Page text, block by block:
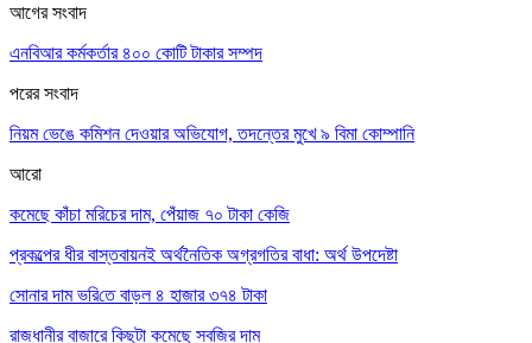
আগের সংবাদ
এনবিআর কর্মকর্তার ৪০০ কোটি টাকার সম্পদ
পরের সংবাদ
নিয়ম ভেঙে কমিশন দেওয়ার অভিযোগ, তদন্তের মুখে ৯ বিমা কোম্পানি
আরো
কমেছে কাঁচা মরিচের দাম, পেঁয়াজ ৭০ টাকা কেজি
প্রকল্পের ধীর বাস্তবায়নই অর্থনৈতিক অগ্রগতির বাধা: অর্থ উপদেষ্টা
সোনার দাম ভ‌রি‌তে বাড়ল ৪ হাজার ৩৭৪ টাকা
রাজধানীর বাজারে কিছুটা কমেছে সবজির দাম